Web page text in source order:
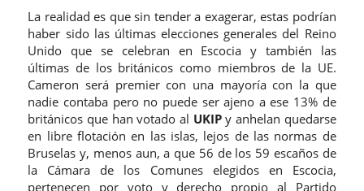
La realidad es que sin tender a exagerar, estas podrían
haber sido las últimas elecciones generales del Reino
Unido que se celebran en Escocia y también las
últimas de los británicos como miembros de la UE.
Cameron será premier con una mayoría con la que
nadie contaba pero no puede ser ajeno a ese 13% de
británicos que han votado al UKIPy anhelan quedarse
en libre flotación en las islas, lejos de las normas de
Bruselas y, menos aun, a que 56 de los 59 escaños de
la Cámara de los Comunes elegidos en Escocia,
pertenecen por voto y derecho propio al Partido